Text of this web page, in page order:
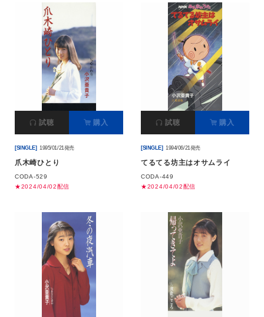
試聴 購入
[SINGLE] 1995/01/21発売
爪木崎ひとり
CODA-529
★2024/04/02配信
試聴 購入
[SINGLE] 1994/06/21発売
てるてる坊主はオサムライ
CODA-449
★2024/04/02配信